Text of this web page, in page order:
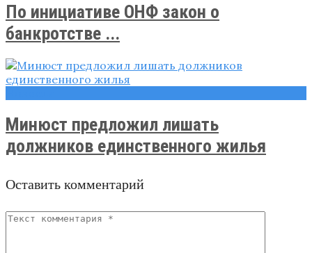
По инициативе ОНФ закон о
банкротстве ...
Минюст предложил лишать
должников единственного жилья
Оставить комментарий